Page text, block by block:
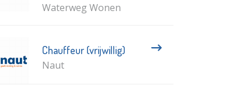
Waterweg Wonen
Chauffeur (vrijwillig)
Naut